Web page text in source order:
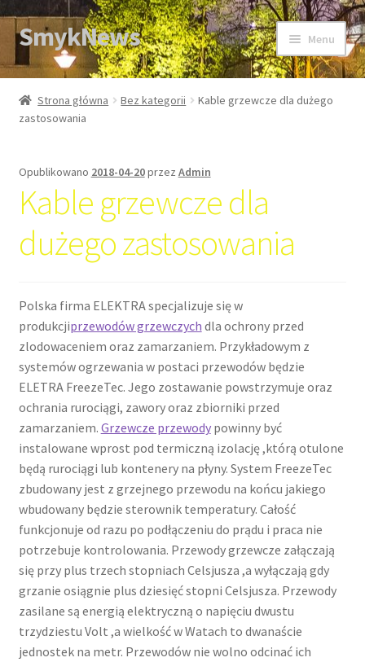
Przejdź
do
nawigacji
Przejdź
do
treści
SmykNews Menu
Strona główna
Strona główna Bez kategorii
Kable grzewcze dla dużego
zastosowania
Opublikowano 2018-04-20przez Admin
Kable grzewcze dla
dużego zastosowania
Polska firma ELEKTRA specjalizuje się w
produkcjiprzewodów grzewczych dla ochrony przed
zlodowaceniem oraz zamarzaniem. Przykładowym z
systemów ogrzewania w postaci przewodów będzie
ELETRA FreezeTec. Jego zostawanie powstrzymuje oraz
ochrania rurociągi, zawory oraz zbiorniki przed
zamarzaniem. Grzewcze przewodypowinny być
instalowane wprost pod termiczną izolację ,którą otulone
będą rurociągi lub kontenery na płyny. System FreezeTec
zbudowany jest z grzejnego przewodu na końcu jakiego
wbudowany będzie sterownik temperatury. Całość
funkcjonuje od razu po podłączeniu do prądu i praca nie
potrzebuje kontrolowania. Przewody grzewcze załączają
się przy plus trzech stopniach Celsjusza ,a wyłączają gdy
grzanie osiągnie plus dziesięć stopni Celsjusza. Przewody
zasilane są energią elektryczną o napięciu dwustu
trzydziestu Volt ,a wielkość w Watach to dwanaście
jednostek na metr. Przewodów nie wolno odcinać ich